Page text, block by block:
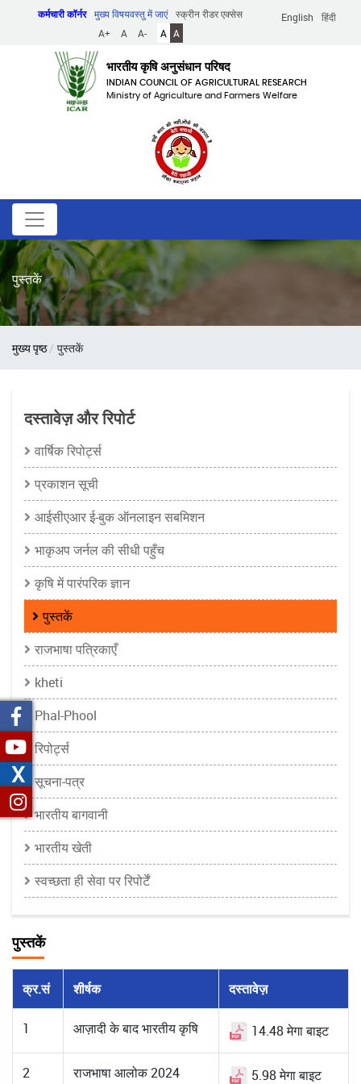
English हिंदी
कर्मचारी कॉर्नर मुख्य विषयवस्तु में जाएं
स्क्रीन रीडर एक्सेस
A+
A A- A A
भारतीय कृषि अनुसंधान परिषद
INDIAN COUNCIL OF AGRICULTURAL RESEARCH
Ministry of Agriculture and Farmers Welfare
पुस्तकें
पग
मुख्य पृष्ठ पुस्तकें
दस्तावेज़ और रिपोर्ट
वार्षिक रिपोर्ट्स
प्रकाशन सूची
आईसीएआर ई-बुक ऑनलाइन सबमिशन
भाकृअप जर्नल की सीधी पहुँच
कृषि में पारंपरिक ज्ञान
पुस्तकें
राजभाषा पत्रिकाएँ
kheti
Phal-Phool
रिपोर्ट्स
सूचना-पत्र
भारतीय बागवानी
भारतीय खेती
स्वच्छता ही सेवा पर रिपोर्टें
पुस्तकें
क्र.सं शीर्षक दस्तावेज़
1 आज़ादी के बाद भारतीय कृषि 14.48 मेगा बाइट
2 राजभाषा आलोक 2024 5.98 मेगा बाइट
X